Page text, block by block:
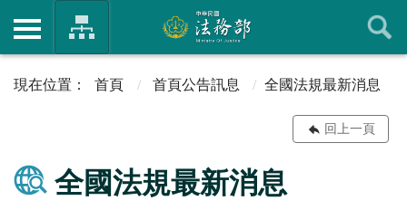
首頁 首頁公告訊息 全國法規最新消息
回上一頁
全國法規最新消息